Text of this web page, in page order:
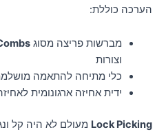
הערכה כוללת:
מברשות פריצה מסוג
וצורות
כלי מתיחה להתאמה
ידית אחיזה ארגונומית
Lock Picking מעולם לא היה קל